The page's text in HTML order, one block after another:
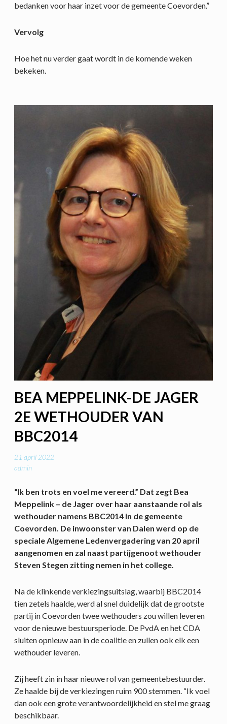
bedanken voor haar inzet voor de gemeente Coevorden.”
Vervolg
Hoe het nu verder gaat wordt in de komende weken
bekeken.
BEA MEPPELINK-DE JAGER
2E WETHOUDER VAN
BBC2014
21 april 2022
admin
“Ik ben trots en voel me vereerd.” Dat zegt Bea
Meppelink – de Jager over haar aanstaande rol als
wethouder namens BBC2014 in de gemeente
Coevorden. De inwoonster van Dalen werd op de
speciale Algemene Ledenvergadering van 20 april
aangenomen en zal naast partijgenoot wethouder
Steven Stegen zitting nemen in het college.
Na de klinkende verkiezingsuitslag, waarbij BBC2014
tien zetels haalde, werd al snel duidelijk dat de grootste
partij in Coevorden twee wethouders zou willen leveren
voor de nieuwe bestuursperiode. De PvdA en het CDA
sluiten opnieuw aan in de coalitie en zullen ook elk een
wethouder leveren.
Zij heeft zin in haar nieuwe rol van gemeentebestuurder.
Ze haalde bij de verkiezingen ruim 900 stemmen. “Ik voel
dan ook een grote verantwoordelijkheid en stel me graag
beschikbaar.